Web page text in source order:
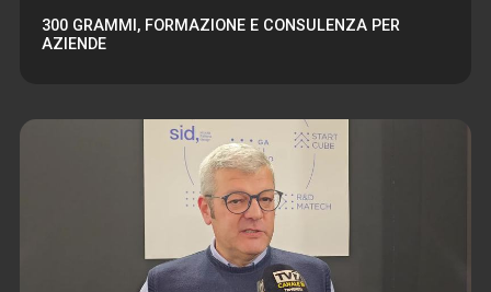
300 GRAMMI, FORMAZIONE E CONSULENZA PER
AZIENDE